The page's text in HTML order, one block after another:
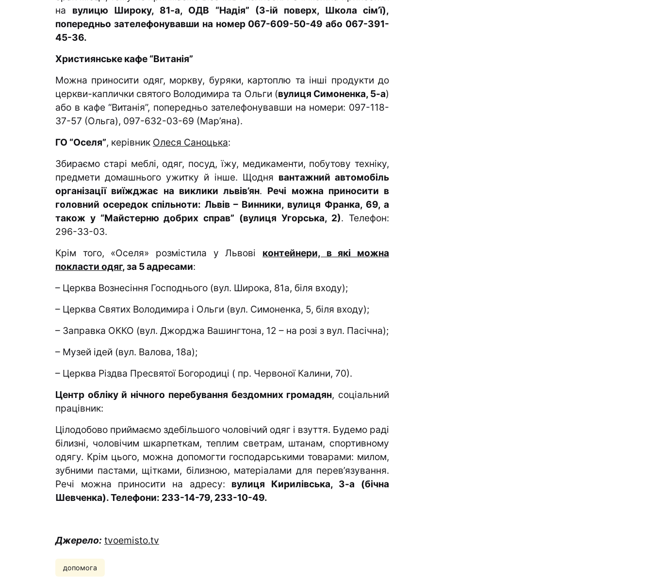
на вулицю Широку, 81-а, ОДВ “Надія” (3-ій поверх, Школа сім’ї),
попередньо зателефонувавши на номер 067-609-50-49 або 067-391-
45-36.
Християнське кафе “Витанія”
Можна приносити одяг, моркву, буряки, картоплю та інші продукти до
церкви-каплички святого Володимира та Ольги (вулиця Симоненка, 5-а)
або в кафе “Витанія”, попередньо зателефонувавши на номери: 097-118-
37-57 (Ольга), 097-632-03-69 (Мар’яна).
ГО “Оселя”, керівник Олеся Саноцька:
Збираємо старі меблі, одяг, посуд, їжу, медикаменти, побутову техніку,
предмети домашнього ужитку й інше. Щодня вантажний автомобіль
організації виїжджає на виклики львів’ян. Речі можна приносити в
головний осередок спільноти: Львів – Винники, вулиця Франка, 69, а
також у “Майстерню добрих справ” (вулиця Угорська, 2). Телефон:
296-33-03.
Крім того, «Оселя» розмістила у Львові контейнери, в які можна
покласти одяг, за 5 адресами:
– Церква Вознесіння Господнього (вул. Широка, 81а, біля входу);
– Церква Святих Володимира і Ольги (вул. Симоненка, 5, біля входу);
– Заправка ОККО (вул. Джорджа Вашингтона, 12 – на розі з вул. Пасічна);
– Музей ідей (вул. Валова, 18а);
– Церква Різдва Пресвятої Богородиці ( пр. Червоної Калини, 70).
Центр обліку й нічного перебування бездомних громадян, соціальний
працівник:
Цілодобово приймаємо здебільшого чоловічий одяг і взуття. Будемо раді
білизні, чоловічим шкарпеткам, теплим светрам, штанам, спортивному
одягу. Крім цього, можна допомогти господарськими товарами: милом,
зубними пастами, щітками, білизною, матеріалами для перев’язування.
Речі можна приносити на адресу: вулиця Кирилівська, 3-а (бічна
Шевченка). Телефони: 233-14-79, 233-10-49.
Джерело: tvoemisto.tv
допомога